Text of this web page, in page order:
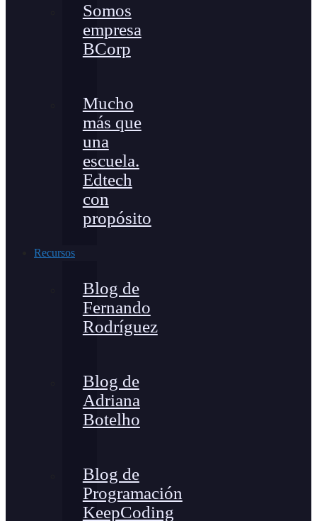
Somos
empresa
BCorp
Mucho
más que
una
escuela.
Edtech
con
propósito
Recursos
Blog de
Fernando
Rodríguez
Blog de
Adriana
Botelho
Blog de
Programación
KeepCoding